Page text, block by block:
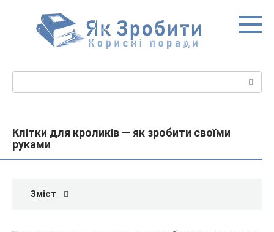
Клітки для кроликів — як зробити своїми
руками
Зміст